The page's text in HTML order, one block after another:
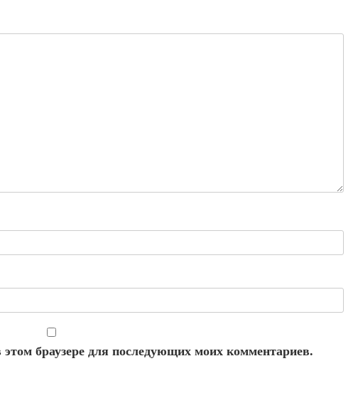
браузере для последующих моих комментариев.